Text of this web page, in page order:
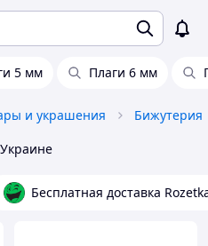
5 мм Плаги 6 мм
и украшения Бижутерия
Бесплатная доставка